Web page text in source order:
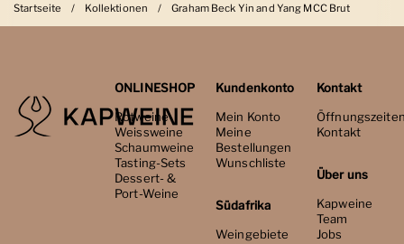
Startseite / Kollektionen / Graham Beck Yin and Yang MCC Brut
ONLINESHOP
Rotweine
Weissweine
Schaumweine
Tasting-Sets
Dessert- &
Port-Weine
Kundenkonto
Mein Konto
Meine
Bestellungen
Wunschliste
Südafrika
Weingebiete
Kontakt
Kontakt
Über uns
Kapweine
Team
Jobs